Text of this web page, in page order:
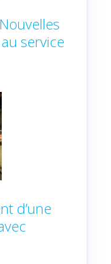
service
d’une